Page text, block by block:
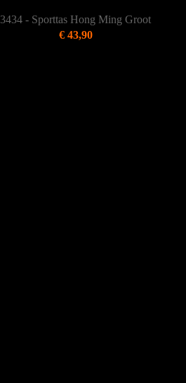
3434 - Sporttas Hong Ming Groot
€ 43,90